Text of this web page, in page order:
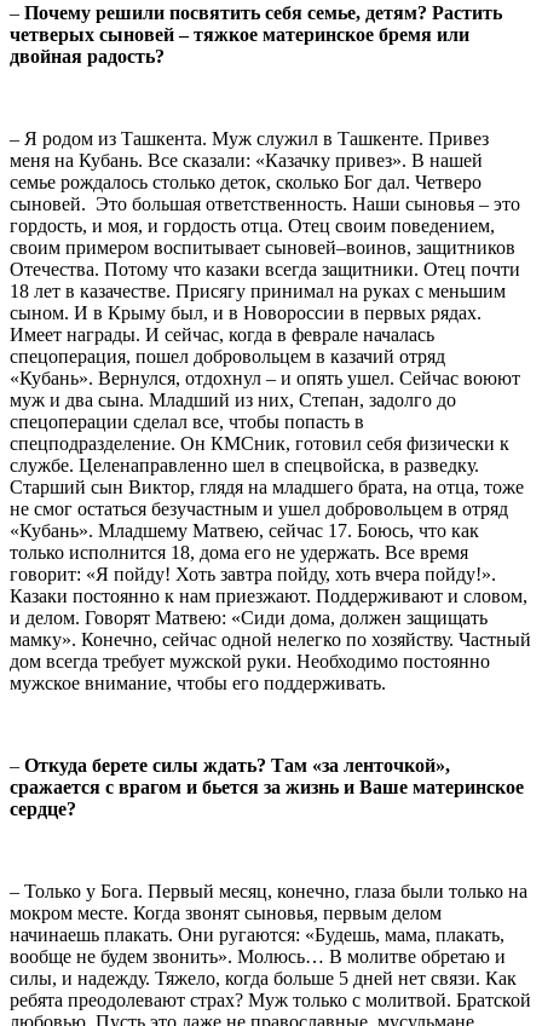
– Почему решили посвятить себя семье, детям? Растить
четверых сыновей – тяжкое материнское бремя или
двойная радость?
– Я родом из Ташкента. Муж служил в Ташкенте. Привез
меня на Кубань. Все сказали: «Казачку привез». В нашей
семье рождалось столько деток, сколько Бог дал. Четверо
сыновей. Это большая ответственность. Наши сыновья – это
гордость, и моя, и гордость отца. Отец своим поведением,
своим примером воспитывает сыновей–воинов, защитников
Отечества. Потому что казаки всегда защитники. Отец почти
18 лет в казачестве. Присягу принимал на руках с меньшим
сыном. И в Крыму был, и в Новороссии в первых рядах.
Имеет награды. И сейчас, когда в феврале началась
спецоперация, пошел добровольцем в казачий отряд
«Кубань». Вернулся, отдохнул – и опять ушел. Сейчас воюют
муж и два сына. Младший из них, Степан, задолго до
спецоперации сделал все, чтобы попасть в
спецподразделение. Он КМСник, готовил себя физически к
службе. Целенаправленно шел в спецвойска, в разведку.
Старший сын Виктор, глядя на младшего брата, на отца, тоже
не смог остаться безучастным и ушел добровольцем в отряд
«Кубань». Младшему Матвею, сейчас 17. Боюсь, что как
только исполнится 18, дома его не удержать. Все время
говорит: «Я пойду! Хоть завтра пойду, хоть вчера пойду!».
Казаки постоянно к нам приезжают. Поддерживают и словом,
и делом. Говорят Матвею: «Сиди дома, должен защищать
мамку». Конечно, сейчас одной нелегко по хозяйству. Частный
дом всегда требует мужской руки. Необходимо постоянно
мужское внимание, чтобы его поддерживать.
– Откуда берете силы ждать? Там «за ленточкой»,
сражается с врагом и бьется за жизнь и Ваше материнское
сердце?
– Только у Бога. Первый месяц, конечно, глаза были только на
мокром месте. Когда звонят сыновья, первым делом
начинаешь плакать. Они ругаются: «Будешь, мама, плакать,
вообще не будем звонить». Молюсь… В молитве обретаю и
силы, и надежду. Тяжело, когда больше 5 дней нет связи. Как
ребята преодолевают страх? Муж только с молитвой. Братской
любовью. Пусть это даже не православные, мусульмане.